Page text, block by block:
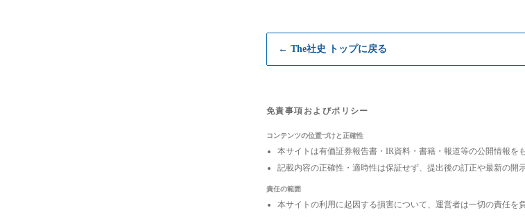
← The社史 トップに戻る
免責事項およびポリシー
コンテンツの位置づけと正確性
本サイトは有価証券報告書・IR資料・書籍・報道等の公開情報を
記載内容の正確性・適時性は保証せず、提出後の訂正や最新の開
責任の範囲
本サイトの利用に起因する損害について、運営者は一切の責任を